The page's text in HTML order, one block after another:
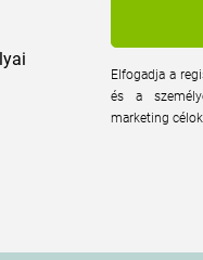
Elfogadja a
és a
marketing